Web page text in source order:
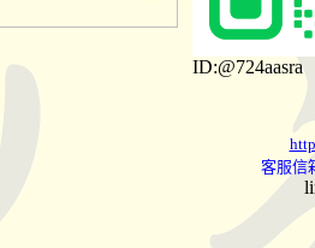
ID:@724aasra
客服信